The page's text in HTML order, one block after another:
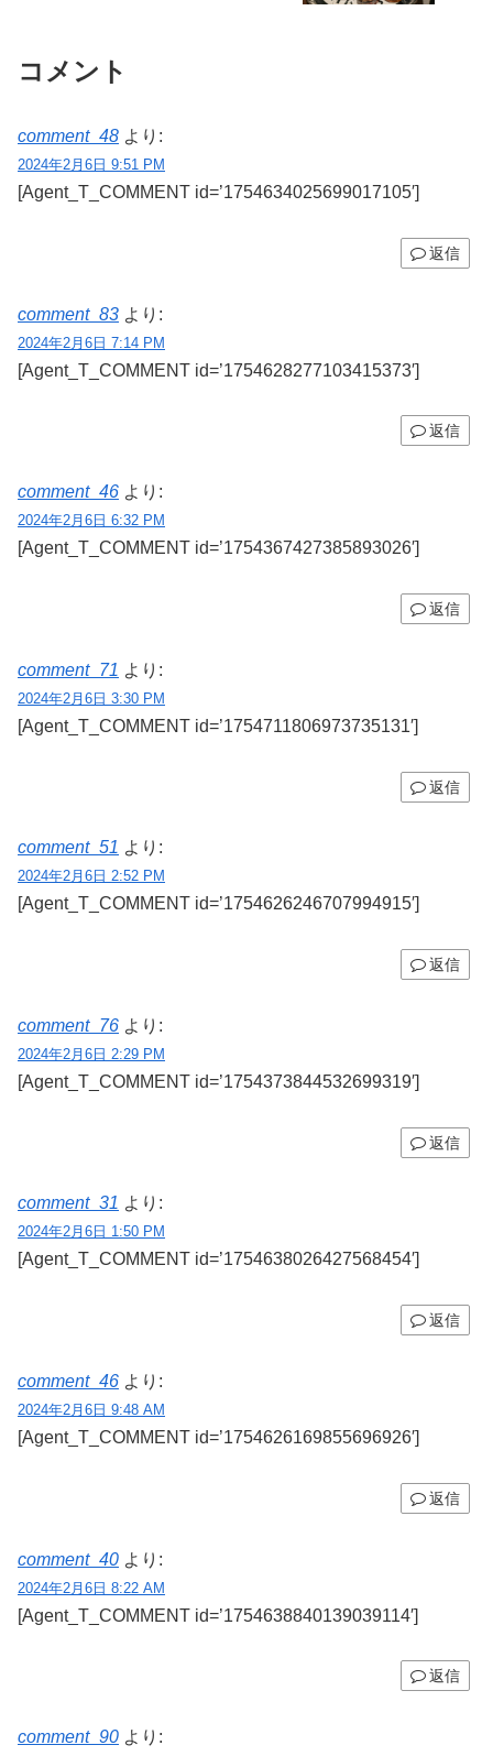
コメント
comment_48 より:
2024年2月6日 9:51 PM
[Agent_T_COMMENT id=’1754634025699017105′]
返信
comment_83 より:
2024年2月6日 7:14 PM
[Agent_T_COMMENT id=’1754628277103415373′]
返信
comment_46 より:
2024年2月6日 6:32 PM
[Agent_T_COMMENT id=’1754367427385893026′]
返信
comment_71 より:
2024年2月6日 3:30 PM
[Agent_T_COMMENT id=’1754711806973735131′]
返信
comment_51 より:
2024年2月6日 2:52 PM
[Agent_T_COMMENT id=’1754626246707994915′]
返信
comment_76 より:
2024年2月6日 2:29 PM
[Agent_T_COMMENT id=’1754373844532699319′]
返信
comment_31 より:
2024年2月6日 1:50 PM
[Agent_T_COMMENT id=’1754638026427568454′]
返信
comment_46 より:
2024年2月6日 9:48 AM
[Agent_T_COMMENT id=’1754626169855696926′]
返信
comment_40 より:
2024年2月6日 8:22 AM
[Agent_T_COMMENT id=’1754638840139039114′]
返信
comment_90 より: